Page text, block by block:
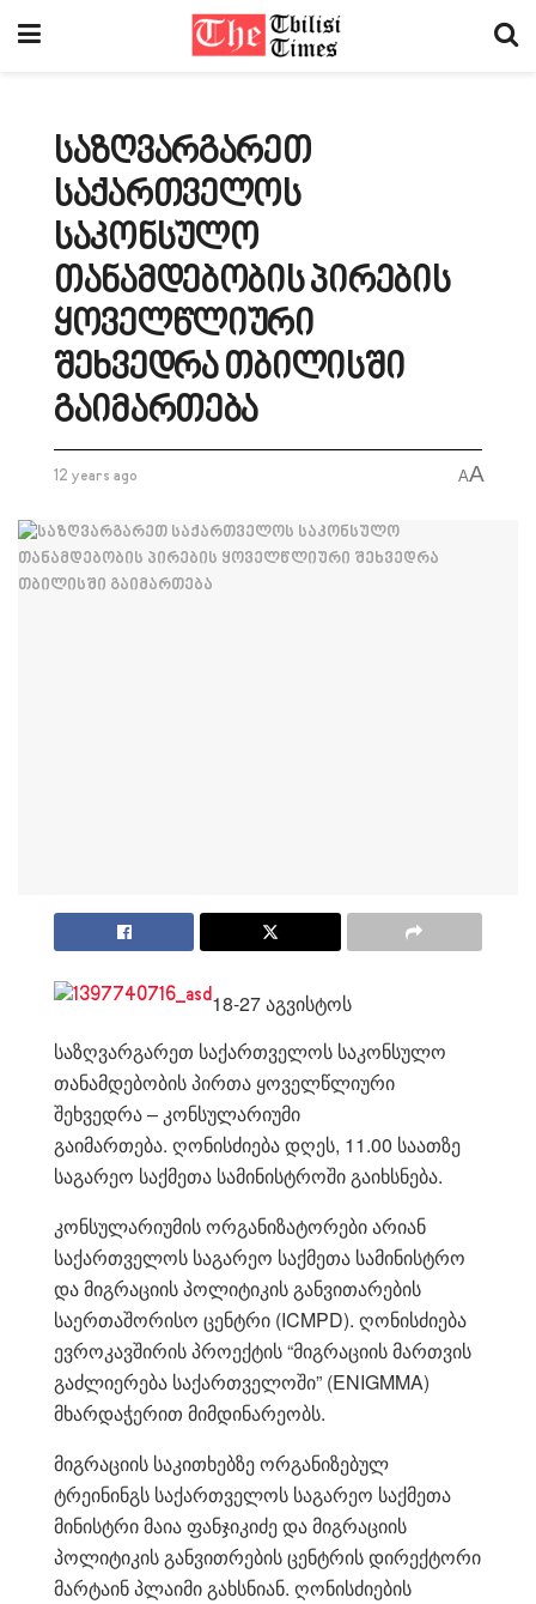
საზღვარგარეთ
საქართველოს
საკონსულო
თანამდებობის პირების
ყოველწლიური
შეხვედრა თბილისში
გაიმართება
12 years ago AA
18-27 აგვისტოს
საზღვარგარეთ საქართველოს საკონსულო
თანამდებობის პირთა ყოველწლიური
შეხვედრა – კონსულარიუმი
გაიმართება. ღონისძიება დღეს, 11.00 საათზე
საგარეო საქმეთა სამინისტროში გაიხსნება.
კონსულარიუმის ორგანიზატორები არიან
საქართველოს საგარეო საქმეთა სამინისტრო
და მიგრაციის პოლიტიკის განვითარების
საერთაშორისო ცენტრი (ICMPD). ღონისძიება
ევროკავშირის პროექტის “მიგრაციის მართვის
გაძლიერება საქართველოში” (ENIGMMA)
მხარდაჭერით მიმდინარეობს.
მიგრაციის საკითხებზე ორგანიზებულ
ტრეინინგს საქართველოს საგარეო საქმეთა
მინისტრი მაია ფანჯიკიძე და მიგრაციის
პოლიტიკის განვითრების ცენტრის დირექტორი
მარტაინ პლაიმი გახსნიან. ღონისძიების